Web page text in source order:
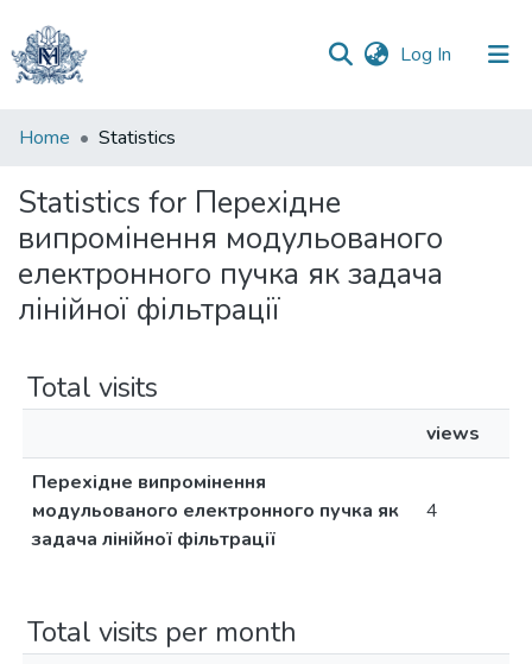
Log In (current)
Communities
Collections
All of DSpace
Home Statistics
Statistics for Перехідне
випромінення модульованого
електронного пучка як задача
лінійної фільтрації
Total visits
views
Перехідне випромінення
модульованого електронного пучка як
задача лінійної фільтрації
4
Total visits per month